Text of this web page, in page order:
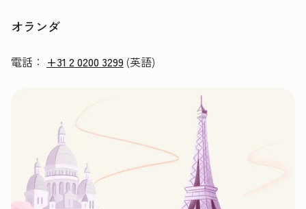
オランダ
電話： +31 2 0200 3299 (英語)